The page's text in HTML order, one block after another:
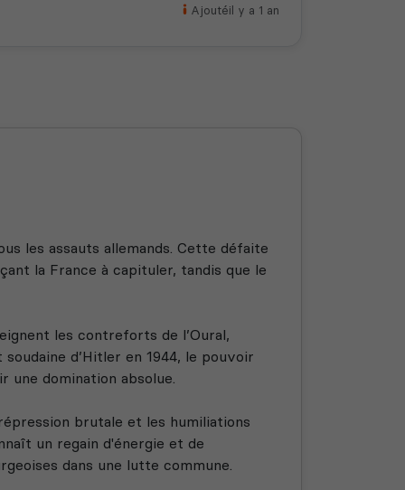
Ajoutéil y a 1 an
les assauts allemands. Cette défaite
la France à capituler, tandis que le
les contreforts de l’Oural,
d’Hitler en 1944, le pouvoir
une domination absolue.
brutale et les humiliations
un regain d'énergie et de
dans une lutte commune.